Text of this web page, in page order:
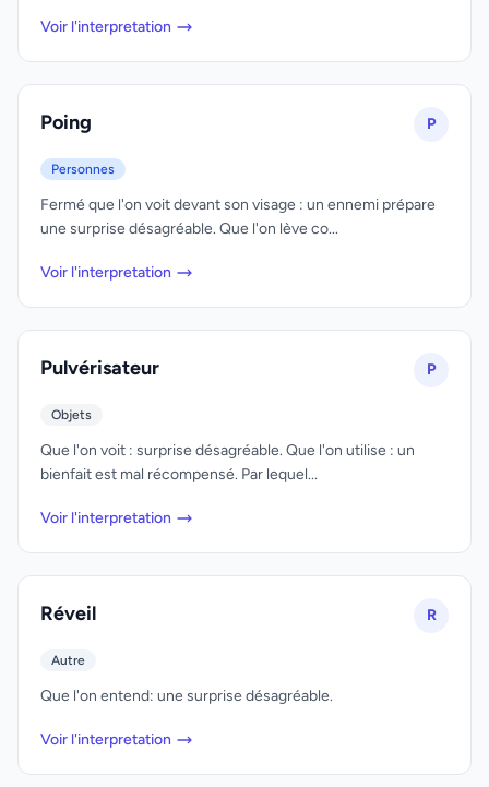
Voir l'interpretation
Poing P
Personnes
Fermé que l'on voit devant son visage : un ennemi prépare
une surprise désagréable. Que l'on lève co...
Voir l'interpretation
Pulvérisateur P
Objets
Que l'on voit : surprise désagréable. Que l'on utilise : un
bienfait est mal récompensé. Par lequel...
Voir l'interpretation
Réveil R
Autre
Que l'on entend: une surprise désagréable.
Voir l'interpretation